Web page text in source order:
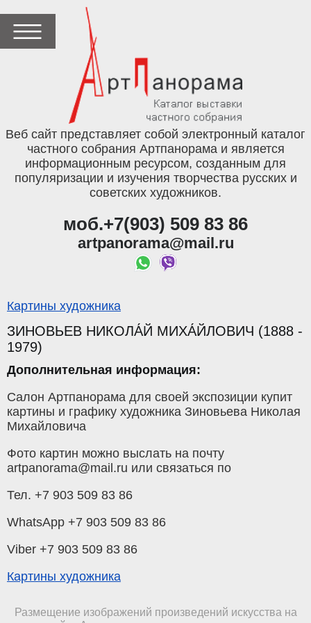
Веб сайт представляет собой электронный каталог
частного собрания Артпанорама и является
информационным ресурсом, созданным для
популяризации и изучения творчества русских и
советских художников.
моб.+7(903) 509 83 86
artpanorama@mail.ru
Картины художника
ЗИНОВЬЕВ НИКОЛА́Й МИХА́ЙЛОВИЧ (1888 -
1979)
Дополнительная информация:
Салон Артпанорама для своей экспозиции купит
картины и графику художника Зиновьева Николая
Михайловича
Фото картин можно выслать на почту
artpanorama@mail.ru или связаться по
Тел. +7 903 509 83 86
WhatsApp +7 903 509 83 86
Viber +7 903 509 83 86
Картины художника
Размещение изображений произведений искусства на